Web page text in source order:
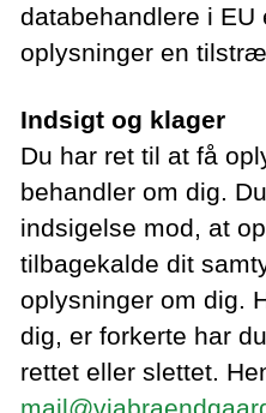
databehandlere i
oplysninger en
Indsigt og klager
Du har ret til at få
behandler om dig.
indsigelse mod, at
tilbagekalde dit
oplysninger om dig.
dig, er forkerte har
rettet eller slettet.